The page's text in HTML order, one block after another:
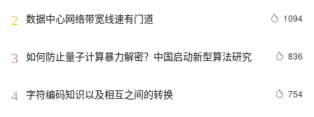
2 数据中心网络带宽线速有门道 1094
3 如何防止量子计算暴力解密？中国启动新型算法研究 836
4 字符编码知识以及相互之间的转换 754